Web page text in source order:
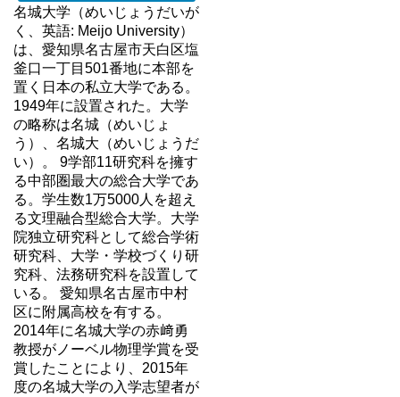
名城大学（めいじょうだいが
く、英語: Meijo University）
は、愛知県名古屋市天白区塩
釜口一丁目501番地に本部を
置く日本の私立大学である。
1949年に設置された。大学
の略称は名城（めいじょ
う）、名城大（めいじょうだ
い）。 9学部11研究科を擁す
る中部圏最大の総合大学であ
る。学生数1万5000人を超え
る文理融合型総合大学。大学
院独立研究科として総合学術
研究科、大学・学校づくり研
究科、法務研究科を設置して
いる。 愛知県名古屋市中村
区に附属高校を有する。
2014年に名城大学の赤﨑勇
教授がノーベル物理学賞を受
賞したことにより、2015年
度の名城大学の入学志望者が